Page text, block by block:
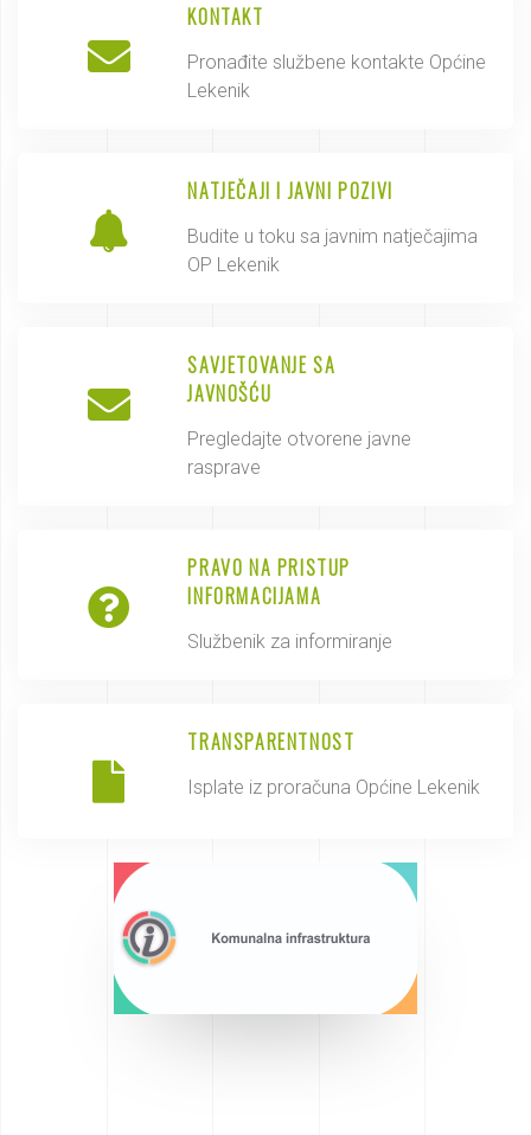
KONTAKT
Pronađite službene kontakte Općine
Lekenik
NATJEČAJI I JAVNI POZIVI
Budite u toku sa javnim natječajima
OP Lekenik
SAVJETOVANJE SA
JAVNOŠĆU
Pregledajte otvorene javne
rasprave
PRAVO NA PRISTUP
INFORMACIJAMA
Službenik za informiranje
TRANSPARENTNOST
Isplate iz proračuna Općine Lekenik